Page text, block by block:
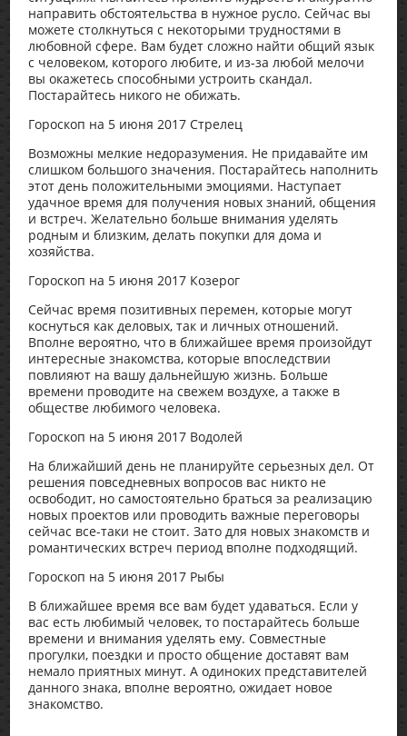
направить обстоятельства в нужное русло. Сейчас вы
можете столкнуться с некоторыми трудностями в
любовной сфере. Вам будет сложно найти общий язык
с человеком, которого любите, и из-за любой мелочи
вы окажетесь способными устроить скандал.
Постарайтесь никого не обижать.
Гороскоп на 5 июня 2017 Стрелец
Возможны мелкие недоразумения. Не придавайте им
слишком большого значения. Постарайтесь наполнить
этот день положительными эмоциями. Наступает
удачное время для получения новых знаний, общения
и встреч. Желательно больше внимания уделять
родным и близким, делать покупки для дома и
хозяйства.
Гороскоп на 5 июня 2017 Козерог
Сейчас время позитивных перемен, которые могут
коснуться как деловых, так и личных отношений.
Вполне вероятно, что в ближайшее время произойдут
интересные знакомства, которые впоследствии
повлияют на вашу дальнейшую жизнь. Больше
времени проводите на свежем воздухе, а также в
обществе любимого человека.
Гороскоп на 5 июня 2017 Водолей
На ближайший день не планируйте серьезных дел. От
решения повседневных вопросов вас никто не
освободит, но самостоятельно браться за реализацию
новых проектов или проводить важные переговоры
сейчас все-таки не стоит. Зато для новых знакомств и
романтических встреч период вполне подходящий.
Гороскоп на 5 июня 2017 Рыбы
В ближайшее время все вам будет удаваться. Если у
вас есть любимый человек, то постарайтесь больше
времени и внимания уделять ему. Совместные
прогулки, поездки и просто общение доставят вам
немало приятных минут. А одиноких представителей
данного знака, вполне вероятно, ожидает новое
знакомство.